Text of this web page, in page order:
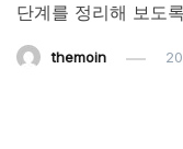
단계를 정리해 보도
themoin